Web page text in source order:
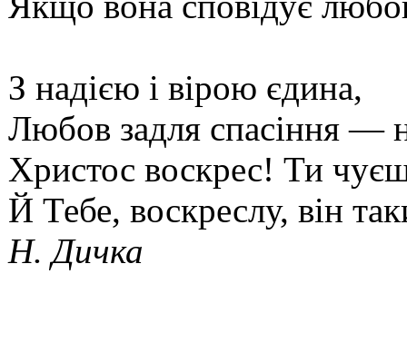
З надією і вірою єдина,
Любов задля спасіння —
Христос воскрес! Ти
Й Тебе, воскреслу, він
Н. Дичка